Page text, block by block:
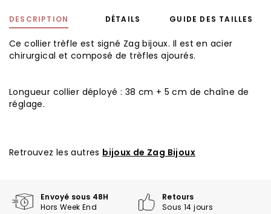
DESCRIPTION
Ce collier trèfle est signé Zag bijoux. Il est en acier
chirurgical et composé de trèfles ajourés.
Longueur collier déployé : 38 cm + 5 cm de chaîne de
réglage.
Retrouvez les autres bijoux de Zag Bijoux
DÉTAILS GUIDE DES TAILLES
Envoyé sous 48H
Hors Week End
Retours
Sous 14 jours